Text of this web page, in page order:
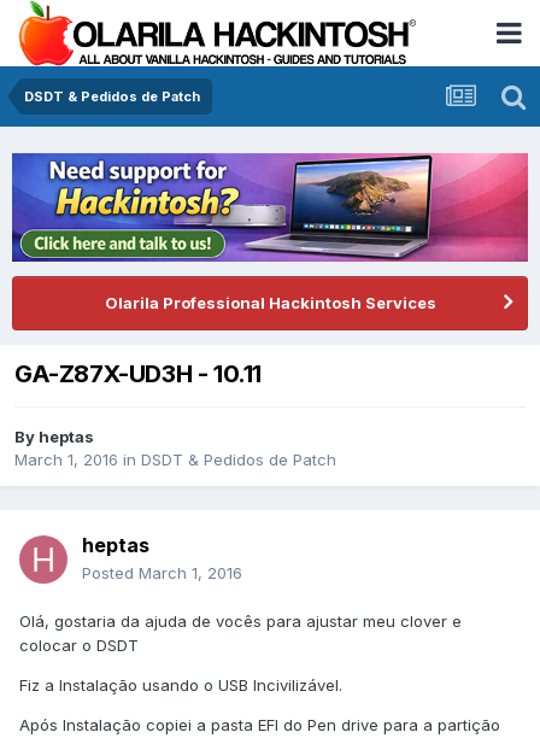
DSDT & Pedidos de Patch
Olarila Professional Hackintosh Services
GA-Z87X-UD3H - 10.11
By heptas
March 1, 2016 in DSDT & Pedidos de Patch
heptas
Posted March 1, 2016
Olá, gostaria da ajuda de vocês para ajustar meu clover e
colocar o DSDT
Fiz a Instalação usando o USB Incivilizável.
Após Instalação copiei a pasta EFI do Pen drive para a partição